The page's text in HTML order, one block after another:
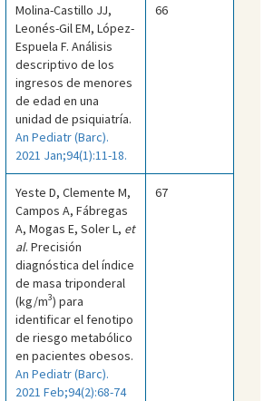
Molina-Castillo JJ,
Leonés-Gil EM, López-
Espuela F. Análisis
descriptivo de los
ingresos de menores
de edad en una
unidad de psiquiatría.
An Pediatr (Barc).
2021 Jan;94(1):11-18.
66
Yeste D, Clemente M,
Campos A, Fábregas
A, Mogas E, Soler L, et
al. Precisión
diagnóstica del índice
de masa triponderal
(kg/m3) para
identificar el fenotipo
de riesgo metabólico
en pacientes obesos.
An Pediatr (Barc).
2021 Feb;94(2):68-74
67